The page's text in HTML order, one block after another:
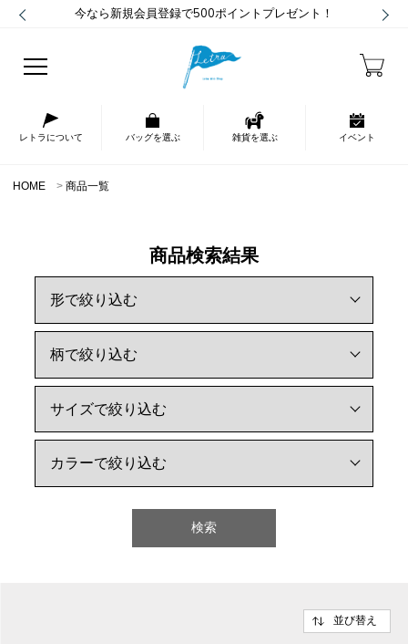
今なら新規会員登録で500ポイントプレゼント！
レトラについて バッグを選ぶ 雑貨を選ぶ イベント
HOME 商品一覧
商品検索結果
検索
並び替え